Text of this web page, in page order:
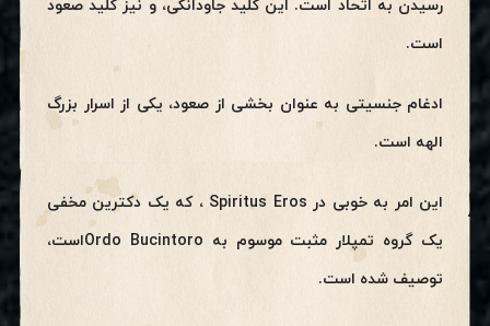
رسیدن به اتحاد است. این کلید جاودانگی، و نیز کلید صعود
است.
ادغام جنسیتی به عنوان بخشی از صعود، یکی از اسرار بزرگ
الهه است.
این امر به خوبی در Spiritus Eros ، که یک دکترین مخفی
یک گروه تمپلار مثبت موسوم به Ordo Bucintoroاست،
توصیف شده است.